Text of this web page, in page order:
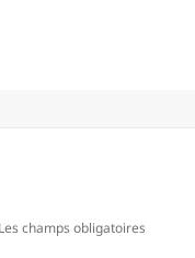
Les champs obligatoires